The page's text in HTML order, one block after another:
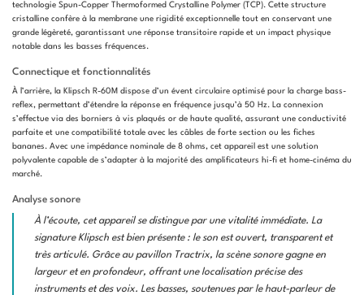
technologie Spun-Copper Thermoformed Crystalline Polymer (TCP). Cette structure
cristalline confère à la membrane une rigidité exceptionnelle tout en conservant une
grande légèreté, garantissant une réponse transitoire rapide et un impact physique
notable dans les basses fréquences.
Connectique et fonctionnalités
À l’arrière, la Klipsch R-60M dispose d’un évent circulaire optimisé pour la charge bass-
reflex, permettant d’étendre la réponse en fréquence jusqu’à 50 Hz. La connexion
s’effectue via des borniers à vis plaqués or de haute qualité, assurant une conductivité
parfaite et une compatibilité totale avec les câbles de forte section ou les fiches
bananes. Avec une impédance nominale de 8 ohms, cet appareil est une solution
polyvalente capable de s’adapter à la majorité des amplificateurs hi-fi et home-cinéma du
marché.
Analyse sonore
À l’écoute, cet appareil se distingue par une vitalité immédiate. La
signature Klipsch est bien présente : le son est ouvert, transparent et
très articulé. Grâce au pavillon Tractrix, la scène sonore gagne en
largeur et en profondeur, offrant une localisation précise des
instruments et des voix. Les basses, soutenues par le haut-parleur de